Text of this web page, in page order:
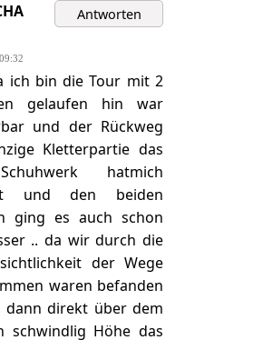
ich bin die Tour mit 2
gelaufen hin war
und der Rückweg
Kletterpartie das
hatmich
und den beiden
ging es auch schon
.. da wir durch die
der Wege
waren befanden
dann direkt über dem
schwindlig Höhe das